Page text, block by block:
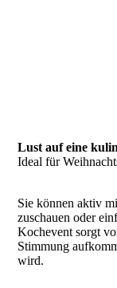
Lust auf eine
Ideal für
Sie können aktiv
zuschauen oder
Kochevent sorgt
Stimmung
wird.